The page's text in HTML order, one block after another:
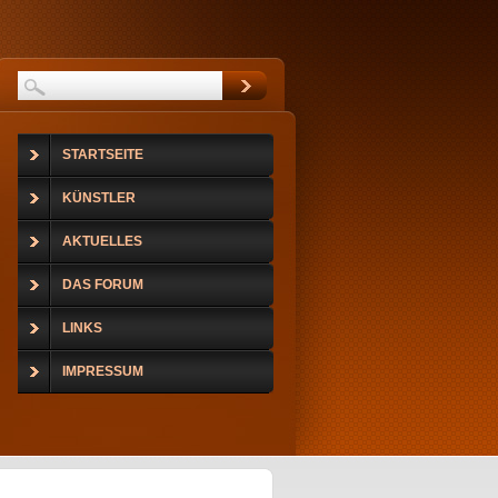
STARTSEITE
KÜNSTLER
AKTUELLES
DAS FORUM
LINKS
IMPRESSUM